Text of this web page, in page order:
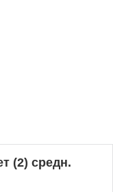
(2) средн.